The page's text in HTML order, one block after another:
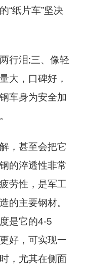
“纸片车”坚决
行泪;三、像轻
大，口碑好，
车身为安全加
，甚至会把它
的淬透性非常
劳性，是军工
的主要钢材。
是它的4-5
好，可实现一
，尤其在侧面